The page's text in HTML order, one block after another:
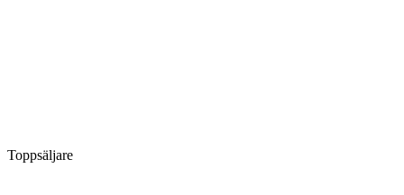
Toppsäljare